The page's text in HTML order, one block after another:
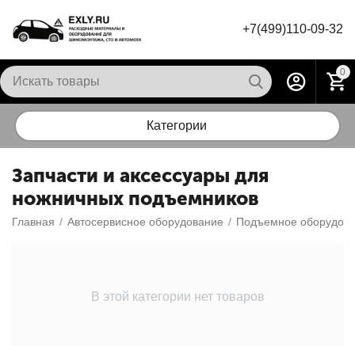
+7(499)110-09-32
0
Категории
Запчасти и аксессуары для
ножничных подъемников
Главная / Автосервисное оборудование / Подъемное
В этой категории нет товаров